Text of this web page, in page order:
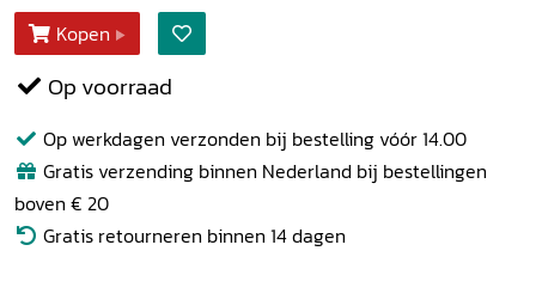
Kopen
Op voorraad
Op werkdagen verzonden bij bestelling vóór 14.00
Gratis verzending binnen Nederland bij bestellingen
boven € 20
Gratis retourneren binnen 14 dagen